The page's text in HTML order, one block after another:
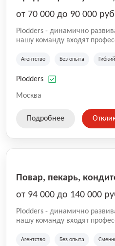
от 70 000 до 90 000
Plodders - динамично
нашу команду входят
на рынке аутсорсинга, а
оказываемых услуг.
Агентство Без опыта
Plodders
Москва
Подробнее
Повар, пекарь,
от 94 000 до 140 000
Plodders - динамично
нашу команду входят
на рынке аутсорсинга, а
Агентство Без опыта